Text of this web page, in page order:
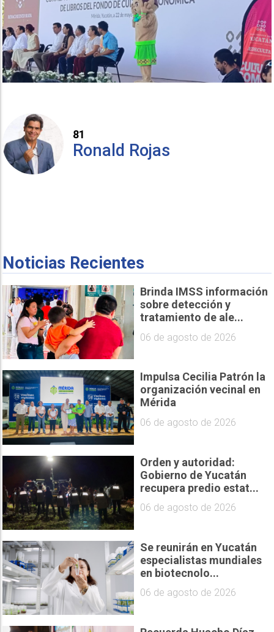
81
Ronald Rojas
Noticias Recientes
Brinda IMSS información
sobre detección y
tratamiento de ale...
06 de agosto de 2026
Impulsa Cecilia Patrón la
organización vecinal en
Mérida
06 de agosto de 2026
Orden y autoridad:
Gobierno de Yucatán
recupera predio estat...
06 de agosto de 2026
Se reunirán en Yucatán
especialistas mundiales
en biotecnolo...
06 de agosto de 2026